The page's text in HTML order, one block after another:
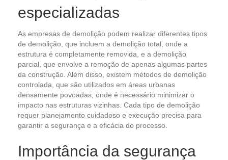
especializadas
As empresas de demolição podem realizar diferentes tipos
de demolição, que incluem a demolição total, onde a
estrutura é completamente removida, e a demolição
parcial, que envolve a remoção de apenas algumas partes
da construção. Além disso, existem métodos de demolição
controlada, que são utilizados em áreas urbanas
densamente povoadas, onde é necessário minimizar o
impacto nas estruturas vizinhas. Cada tipo de demolição
requer planejamento cuidadoso e execução precisa para
garantir a segurança e a eficácia do processo.
Importância da segurança